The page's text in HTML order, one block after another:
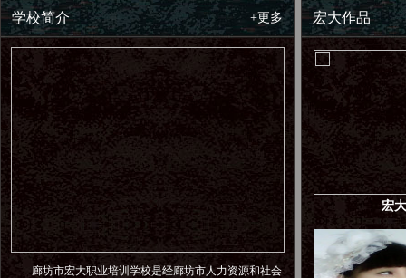
学校简介 +更多
廊坊市宏大职业培训学校是经廊坊市人力资源和社会
宏大作品
宏